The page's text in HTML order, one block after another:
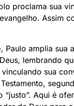
proclama sua
Assim
Paulo amplia sua
lembrando
sua
“justo”. Aqui é